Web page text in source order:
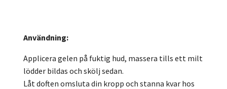
Användning:
Applicera gelen på fuktig hud, massera tills ett milt
lödder bildas och skölj sedan.
Låt doften omsluta din kropp och stanna kvar hos